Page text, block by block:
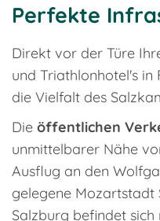
Perfekte
Direkt vor der Türe
und Triathlonhotel's in
die Vielfalt des
Die öffentlichen
unmittelbarer Nähe
Ausflug an den
gelegene Mozartstadt
Salzburg befindet